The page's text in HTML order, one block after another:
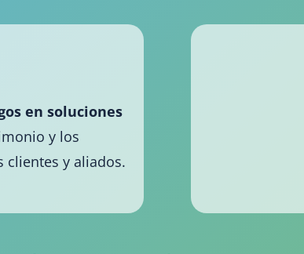
en soluciones
y los
clientes y aliados.